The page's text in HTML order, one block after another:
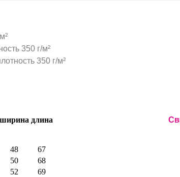
350 г/м²
350 г/м²
ширина длина
48
67
50
68
52
69